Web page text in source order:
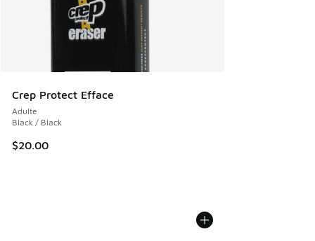
Crep Protect Efface
Adulte
Black / Black
$20.00